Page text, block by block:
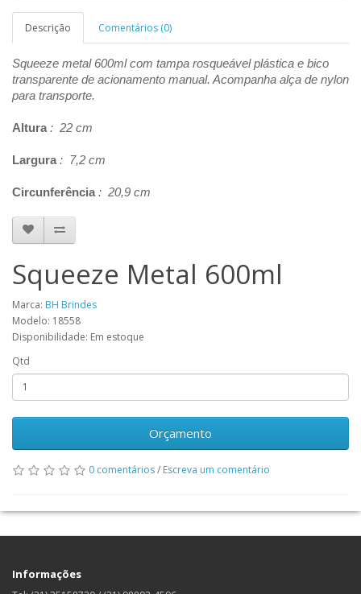
Descrição Comentários (0)
Squeeze metal 600ml com tampa rosqueável plástica e bico
transparente de acionamento manual. Acompanha alça de nylon
para transporte.
Altura : 22 cm
Largura : 7,2 cm
Circunferência : 20,9 cm
Squeeze Metal 600ml
Marca: BH Brindes
Modelo: 18558
Disponibilidade: Em estoque
Qtd
Orçamento
0 comentários/ Escreva um comentário
Informações